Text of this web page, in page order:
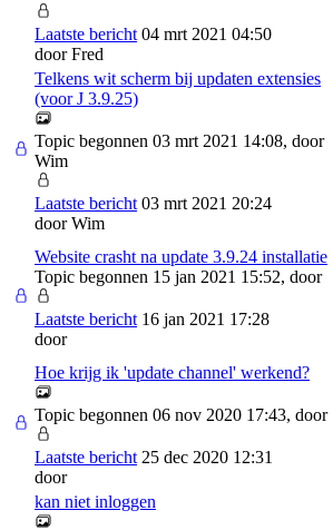
Laatste bericht 04 mrt 2021 04:50
doorFred
Telkens wit scherm bij updaten extensies
(voor J 3.9.25)
Topic begonnen 03 mrt 2021 14:08, door
Wim
Laatste bericht 03 mrt 2021 20:24
doorWim
Website crasht na update 3.9.24 installatie
Topic begonnen 15 jan 2021 15:52, door
Laatste bericht 16 jan 2021 17:28
door
Hoe krijg ik 'update channel' werkend?
Topic begonnen 06 nov 2020 17:43, door
Laatste bericht 25 dec 2020 12:31
door
kan niet inloggen